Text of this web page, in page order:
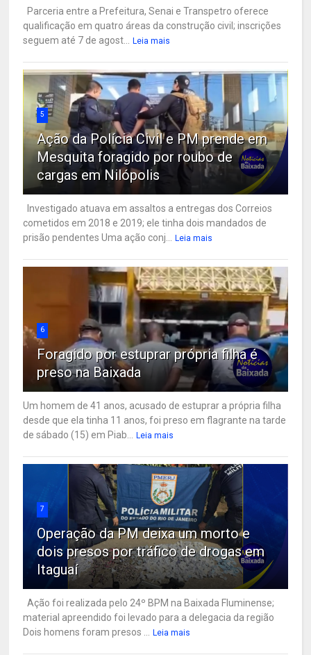
Parceria entre a Prefeitura, Senai e Transpetro oferece
qualificação em quatro áreas da construção civil; inscrições
seguem até 7 de agost...
Leia mais
5
Ação da Polícia Civil e PM prende em
Mesquita foragido por roubo de
cargas em Nilópolis
Investigado atuava em assaltos a entregas dos Correios
cometidos em 2018 e 2019; ele tinha dois mandados de
prisão pendentes Uma ação conj...
Leia mais
6
Foragido por estuprar própria filha é
preso na Baixada
Um homem de 41 anos, acusado de estuprar a própria filha
desde que ela tinha 11 anos, foi preso em flagrante na tarde
de sábado (15) em Piab...
Leia mais
7
Operação da PM deixa um morto e
dois presos por tráfico de drogas em
Itaguaí
Ação foi realizada pelo 24º BPM na Baixada Fluminense;
material apreendido foi levado para a delegacia da região
Dois homens foram presos ...
Leia mais